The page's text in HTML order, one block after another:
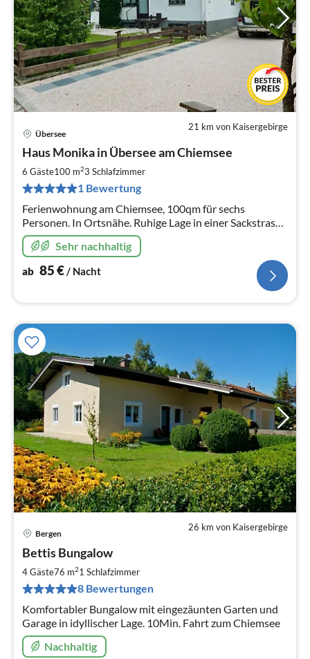
21 km von Kaisergebirge
Übersee
Haus Monika in Übersee am Chiemsee
6 Gäste100 m23 Schlafzimmer
1 Bewertung
Ferienwohnung am Chiemsee, 100qm für sechs
Personen. In Ortsnähe. Ruhige Lage in einer Sackstrasse.
In eine Doppelhaushälfte wie Ihr Zuhause. „Ihre vier
Wände!“Sehr nachhaltig
ab 85€/ Nacht
26 km von Kaisergebirge
Bergen
Bettis Bungalow
4 Gäste76 m21 Schlafzimmer
8 Bewertungen
Komfortabler Bungalow mit eingezäunten Garten und
Garage in idyllischer Lage. 10Min. Fahrt zum Chiemsee
Nachhaltig